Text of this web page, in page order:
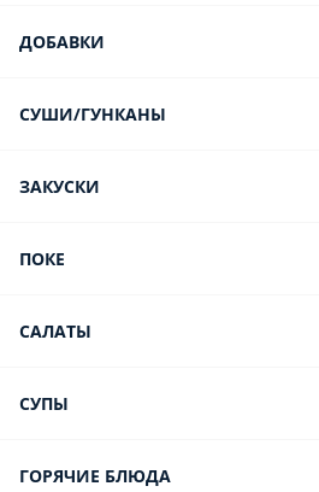
ДОБАВКИ
СУШИ/ГУНКАНЫ
ЗАКУСКИ
ПОКЕ
САЛАТЫ
СУПЫ
ГОРЯЧИЕ БЛЮДА